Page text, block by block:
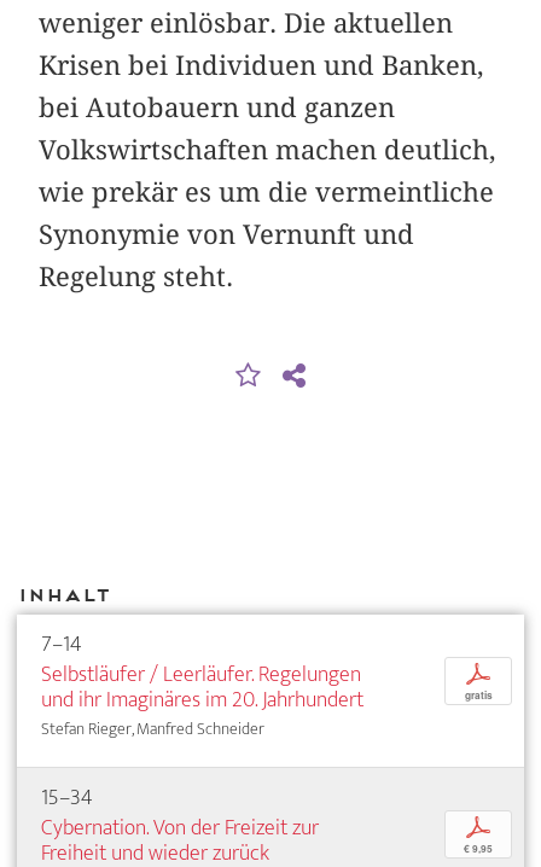
weniger einlösbar. Die aktuellen
Krisen bei Individuen und Banken,
bei Autobauern und ganzen
Volkswirtschaften machen deutlich,
wie prekär es um die vermeintliche
Synonymie von Vernunft und
Regelung steht.
Inhalt
7–14
Selbstläufer / Leerläufer. Regelungen
und ihr Imaginäres im 20. Jahrhundert
Stefan Rieger, Manfred Schneider
p
gratis
15–34
Cybernation. Von der Freizeit zur
Freiheit und wieder zurück
p
€ 9,95